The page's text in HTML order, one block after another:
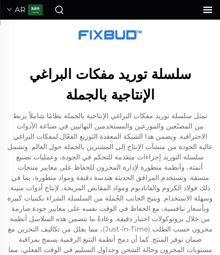
AR
سلسلة توريد مفكات البراغي
الإنتاجية بالجملة
تمثل سلسلة توريد مفكات البراغي الإنتاجية بالجملة نظامًا شاملاً يربط
بين المصنّعين والموزعين والمستخدمين النهائيين في صناعة الأدوات
الاحترافية. ويضمن هذا الشبكة المعقدة التوزيع الفعّال لمفكات البراغي
عالية الجودة من منشآت الإنتاج إلى المشترين بالجملة حول العالم. وتشمل
سلسلة التوريد إجراءات متقدمة للتحكم في الجودة، وعمليات تصنيع
أتمتة، وأنظمة متطورة لإدارة المخزون للحفاظ على معايير منتجات
متسقة. وتستخدم المرافق الحديثة هندسة دقيقة ومواد متطورة، بما في
ذلك فولاذ الكروم والفاناديوم ومواد المقابض المريحة، لإنتاج أدوات متينة
وسهلة الاستخدام. ويتيح الجانب الجُملة من السلسلة الشراء بكميات كبيرة
وبأسعار تنافسية، مع الحفاظ في الوقت نفسه على معايير جودة صارمة
من خلال بروتوكولات اختبار دقيقة. وعادةً ما تتضمن هذه السلاسل أنظمة
مخزون حسب الطلب (Just-in-Time)، مما يقلل من تكاليف التخزين مع
ضمان توفر المنتج. كما أن دمج أنظمة التتبع الرقمية يسمح بمراقبة
مستويات المخزون وحالة الشحن وجداول التسليم في الوقت الفعلي، مما